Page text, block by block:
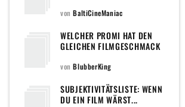
POPULÄREN TOPLISTE DER
ILMDATENBANK
vonBaltiCineManiac
WELCHER PROMI HAT DEN
GLEICHEN FILMGESCHMACK
vonBlubberKing
SUBJEKTIVITÄTSLISTE: WENN
DU EIN FILM WÄRST...